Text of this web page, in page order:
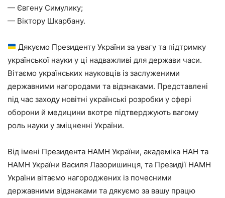
— Євгену Симулику;
— Віктору Шкарбану.
Дякуємо Президенту України за увагу та підтримку
української науки у ці надважливі для держави часи.
Вітаємо українських науковців із заслуженими
державними нагородами та відзнаками. Представлені
під час заходу новітні українські розробки у сфері
оборони й медицини вкотре підтверджують вагому
роль науки у зміцненні України.
Від імені Президента НАМН України, академіка НАН та
НАМН України Василя Лазоришинця, та Президії НАМН
України вітаємо нагороджених із почесними
державними відзнаками та дякуємо за вашу працю